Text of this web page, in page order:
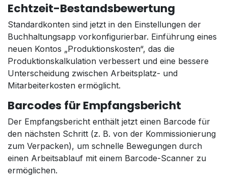
Echtzeit-Bestandsbewertung
Standardkonten sind jetzt in den Einstellungen der
Buchhaltungsapp vorkonfigurierbar. Einführung eines
neuen Kontos „Produktionskosten“, das die
Produktionskalkulation verbessert und eine bessere
Unterscheidung zwischen Arbeitsplatz- und
Mitarbeiterkosten ermöglicht.
Barcodes für Empfangsbericht
Der Empfangsbericht enthält jetzt einen Barcode für
den nächsten Schritt (z. B. von der Kommissionierung
zum Verpacken), um schnelle Bewegungen durch
einen Arbeitsablauf mit einem Barcode-Scanner zu
ermöglichen.